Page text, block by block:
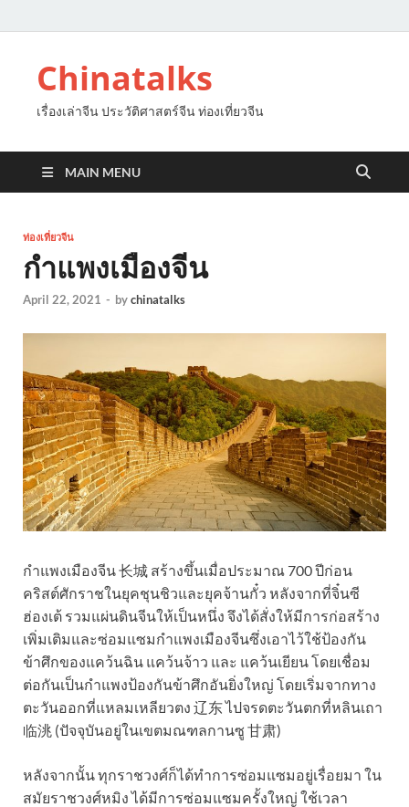
Chinatalks
เรื่องเล่าจีน ประวัติศาสตร์จีน ท่องเที่ยวจีน
MAIN MENU
ท่องเที่ยวจีน
กำแพงเมืองจีน
April 22, 2021 - bychinatalks
กำแพงเมืองจีน 长城 สร้างขึ้นเมื่อประมาณ 700 ปีก่อน
คริสต์ศักราชในยุคชุนชิวและยุคจ้านกั๋ว หลังจากที่จิ๋นซี
ฮ่องเต้ รวมแผ่นดินจีนให้เป็นหนึ่ง จึงได้สั่งให้มีการก่อสร้าง
เพิ่มเติมและซ่อมแซมกำแพงเมืองจีนซึ่งเอาไว้ใช้ป้องกัน
ข้าศึกของแคว้นฉิน แคว้นจ้าว และ แคว้นเยียน โดยเชื่อม
ต่อกันเป็นกำแพงป้องกันข้าศึกอันยิ่งใหญ่ โดยเริ่มจากทาง
ตะวันออกที่แหลมเหลียวตง 辽东 ไปจรดตะวันตกที่หลินเถา
临洮 (ปัจจุบันอยู่ในเขตมณฑลกานซู 甘肃)
หลังจากนั้น ทุกราชวงศ์ก็ได้ทำการซ่อมแซมอยู่เรื่อยมา ใน
สมัยราชวงศ์หมิง ได้มีการซ่อมแซมครั้งใหญ่ ใช้เวลา